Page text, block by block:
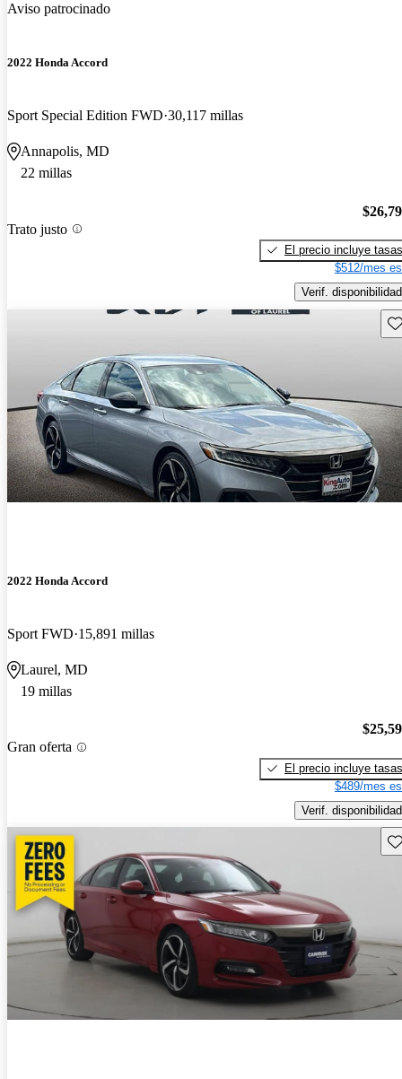
Aviso patrocinado
2022 Honda Accord
Sport Special Edition FWD 30,117 millas
Annapolis, MD
22 millas
Trato justo
El precio incluye tasas
$512/mes
Verif. disponibilidad
2022 Honda Accord
Sport FWD 15,891 millas
Laurel, MD
19 millas
Gran oferta
El precio incluye tasas
$489/mes
Verif. disponibilidad